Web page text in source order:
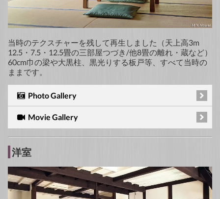
当時のテクスチャーを残して再生しました（天上高3m
12.5・7.5・12.5畳の三部屋つづき/他8畳の離れ・蔵など）
60cm巾の梁や大黒柱、黒光りする板戸等、すべて当時の
ままです。
Photo Gallery
Movie Gallery
洋室